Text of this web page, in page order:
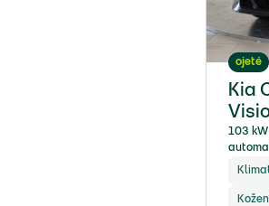
ojeté
Kia
103 kW